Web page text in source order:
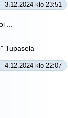
3.12.2024 klo 23:51
...
Tupasela
4.12.2024 klo 22:07